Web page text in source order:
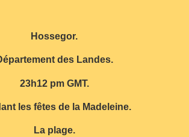
Hossegor.
des Landes.
23h12 pm GMT.
les fêtes de la Madeleine.
La plage.